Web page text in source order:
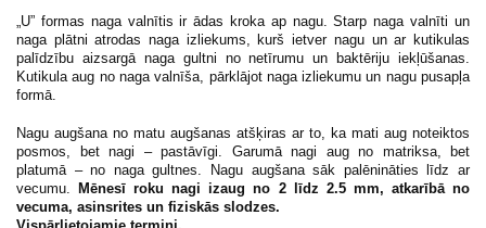
„U” formas naga valnītis ir ādas kroka ap nagu. Starp naga valnīti un
naga plātni atrodas naga izliekums, kurš ietver nagu un ar kutikulas
palīdzību aizsargā naga gultni no netīrumu un baktēriju iekļūšanas.
Kutikula aug no naga valnīša, pārklājot naga izliekumu un nagu pusapļa
formā.
Nagu augšana no matu augšanas atšķiras ar to, ka mati aug noteiktos
posmos, bet nagi – pastāvīgi. Garumā nagi aug no matriksa, bet
platumā – no naga gultnes. Nagu augšana sāk palēnināties līdz ar
vecumu.Mēnesī roku nagi izaug no 2 līdz 2.5 mm, atkarībā no
vecuma, asinsrites un fiziskās slodzes.